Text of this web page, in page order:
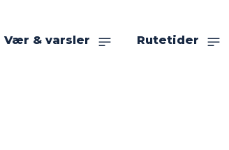
Vær & varsler Rutetider